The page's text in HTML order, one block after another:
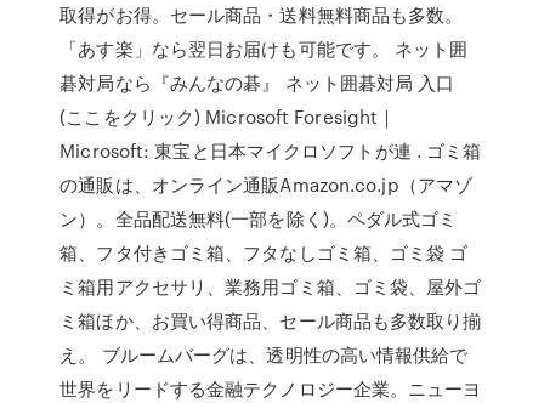
取得がお得。セール商品・送料無料商品も多数。
「あす楽」なら翌日お届けも可能です。 ネット囲
碁対局なら『みんなの碁』 ネット囲碁対局 入口
(ここをクリック) Microsoft Foresight｜
Microsoft: 東宝と日本マイクロソフトが連 . ゴミ箱
の通販は、オンライン通販Amazon.co.jp（アマゾ
ン）。全品配送無料(一部を除く)。ペダル式ゴミ
箱、フタ付きゴミ箱、フタなしゴミ箱、ゴミ袋 ゴ
ミ箱用アクセサリ、業務用ゴミ箱、ゴミ袋、屋外ゴ
ミ箱ほか、お買い得商品、セール商品も多数取り揃
え。 ブルームバーグは、透明性の高い情報供給で
世界をリードする金融テクノロジー企業。ニューヨ